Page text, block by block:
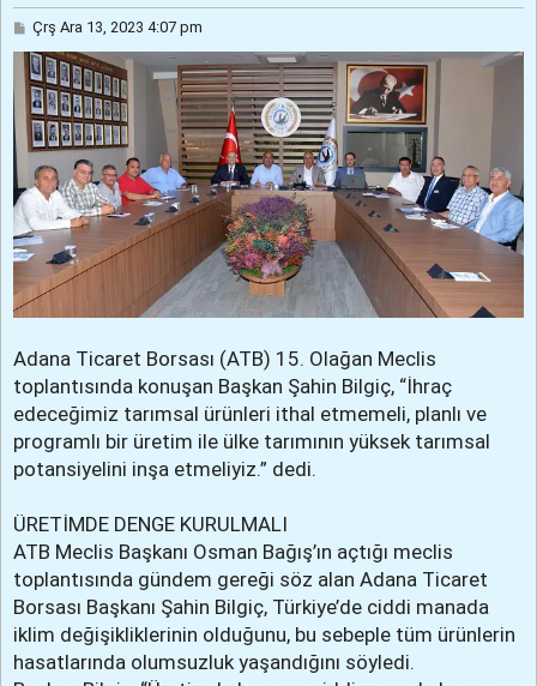
M
s
a
Çrş Ara 13, 2023 4:07 pm
Adana Ticaret Borsası (ATB) 15. Olağan Meclis
toplantısında konuşan Başkan Şahin Bilgiç, “İhraç
edeceğimiz tarımsal ürünleri ithal etmemeli, planlı ve
programlı bir üretim ile ülke tarımının yüksek tarımsal
potansiyelini inşa etmeliyiz.” dedi.
ÜRETİMDE DENGE KURULMALI
ATB Meclis Başkanı Osman Bağış’ın açtığı meclis
toplantısında gündem gereği söz alan Adana Ticaret
Borsası Başkanı Şahin Bilgiç, Türkiye’de ciddi manada
iklim değişikliklerinin olduğunu, bu sebeple tüm ürünlerin
hasatlarında olumsuzluk yaşandığını söyledi.